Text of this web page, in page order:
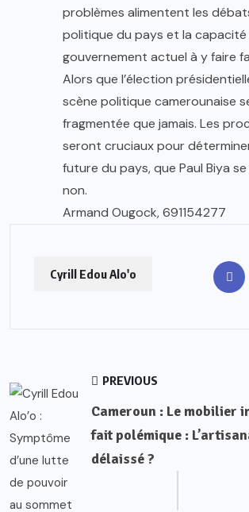
problèmes alimentent les
politique du pays et la capacité
gouvernement actuel à y faire
Alors que l’élection
scène politique camerounaise
fragmentée que jamais. Les
seront cruciaux pour
future du pays, que Paul Biya
non.
Armand Ougock, 691154277
Cyrill Edou Alo'o
PREVIOUS
Cameroun : Le mobilier
fait polémique :
délaissé ?